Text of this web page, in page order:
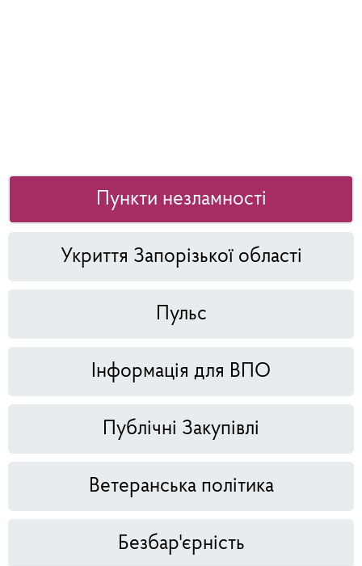
Пункти незламності
Укриття Запорізької області
Пульс
Інформація для ВПО
Публічні Закупівлі
Ветеранська політика
Безбар'єрність